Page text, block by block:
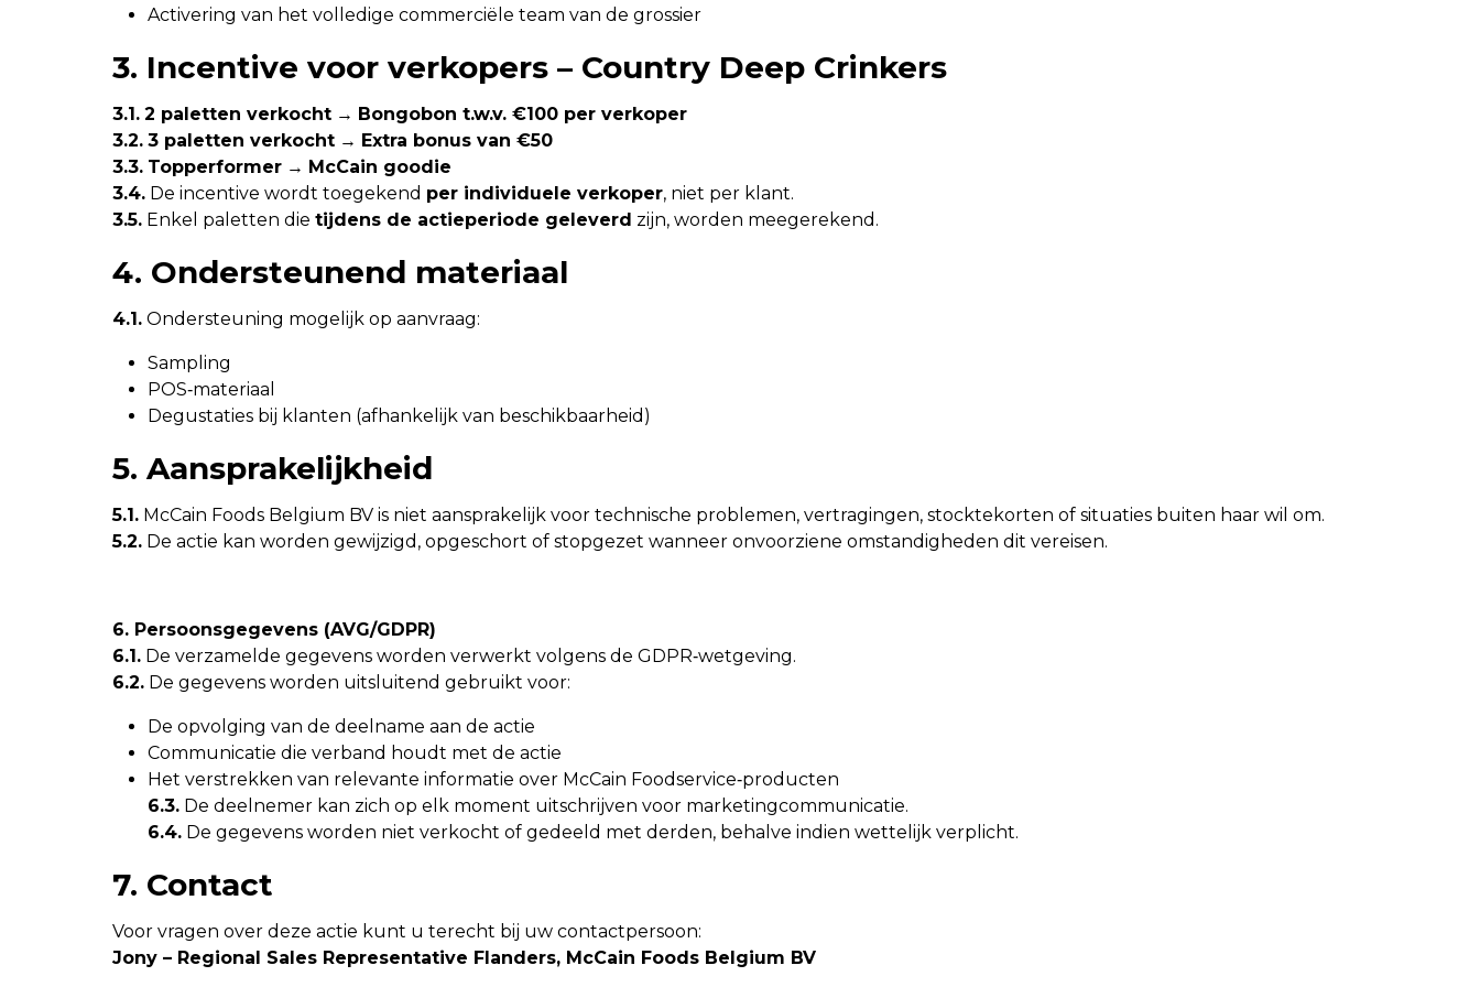
Activering van het volledige commerciële team van de grossier
3. Incentive voor verkopers – Country Deep Crinkers
3.1. 2 paletten verkocht→ Bongobon t.w.v. €100 per verkoper
3.2. 3 paletten verkocht→ Extra bonus van €50
3.3. Topperformer→ McCain goodie
3.4.De incentive wordt toegekend per individuele verkoper, niet per klant.
3.5.Enkel paletten die tijdens de actieperiode geleverd zijn, worden meegerekend.
4. Ondersteunend materiaal
4.1.Ondersteuning mogelijk op aanvraag:
Sampling
POS‑materiaal
Degustaties bij klanten (afhankelijk van beschikbaarheid)
5. Aansprakelijkheid
5.1.McCain Foods Belgium BV is niet aansprakelijk voor technische problemen, vertragingen, stocktekorten of situaties buiten haar wil om.
5.2.De actie kan worden gewijzigd, opgeschort of stopgezet wanneer onvoorziene omstandigheden dit vereisen.
6. Persoonsgegevens (AVG/GDPR)
6.1.De verzamelde gegevens worden verwerkt volgens de GDPR‑wetgeving.
6.2.De gegevens worden uitsluitend gebruikt voor:
De opvolging van de deelname aan de actie
Communicatie die verband houdt met de actie
Het verstrekken van relevante informatie over McCain Foodservice‑producten
6.3.De deelnemer kan zich op elk moment uitschrijven voor marketingcommunicatie.
6.4.De gegevens worden niet verkocht of gedeeld met derden, behalve indien wettelijk verplicht.
7. Contact
Voor vragen over deze actie kunt u terecht bij uw contactpersoon:
Jony – Regional Sales Representative Flanders, McCain Foods Belgium BV